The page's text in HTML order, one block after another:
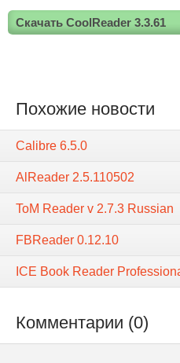
Скачать CoolReader 3.3.61
Похожие новости
Calibre 6.5.0
AlReader 2.5.110502
ToМ Reader v 2.7.3 Russian
FBReader 0.12.10
ICE Book Reader
Комментарии (0)